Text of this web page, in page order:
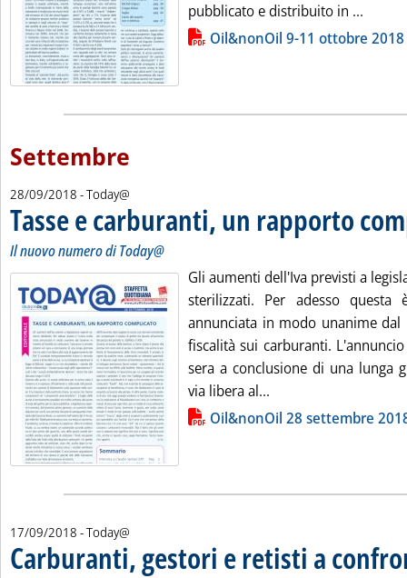
pubblicato e distribuito in ...
Lista allegati PDF alla notiziaOil&nonOil 9-11 ottobre 2018
Settembre
28/09/2018 - Today@
Tasse e carburanti, un rapporto
Il nuovo numero di Today@
Gli aumenti dell'Iva previsti a
sterilizzati. Per adesso questa
annunciata in modo unanime
fiscalità sui carburanti.
sera a conclusione di una lunga
via libera al...
Lista allegati PDF alla notiziaOil&nonOil 28 settembre
17/09/2018 - Today@
Carburanti, gestori e retisti a